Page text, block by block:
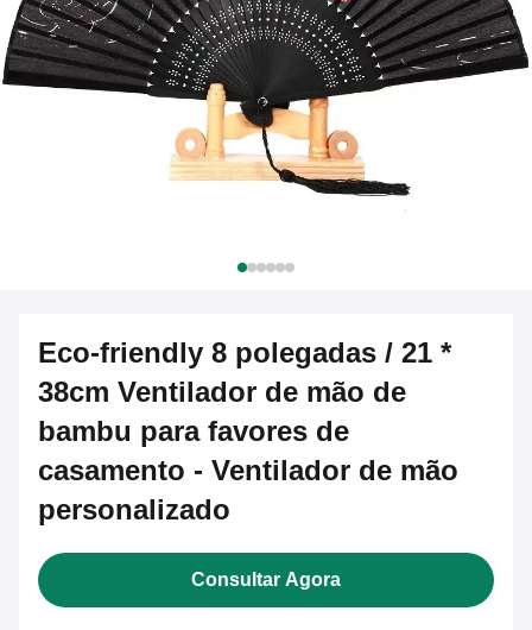
Eco-friendly 8 polegadas / 21 *
38cm Ventilador de mão de
bambu para favores de
casamento - Ventilador de mão
personalizado
Consultar Agora